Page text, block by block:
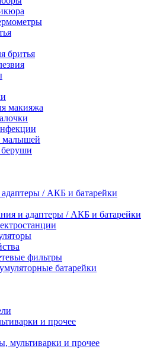
бритья
макияжа
малышей
/ АКБ и батарейки
и адаптеры / АКБ и батарейки
фильтры
батарейки
и прочее
мультиварки и прочее